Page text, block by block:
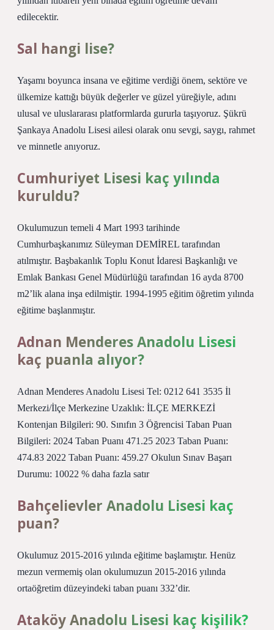
edilecektir.
Sal hangi lise?
Yaşamı boyunca insana ve eğitime verdiği önem, sektöre ve
ülkemize kattığı büyük değerler ve güzel yüreğiyle, adını
ulusal ve uluslararası platformlarda gururla taşıyoruz. Şükrü
Şankaya Anadolu Lisesi ailesi olarak onu sevgi, saygı, rahmet
ve minnetle anıyoruz.
Cumhuriyet Lisesi kaç yılında
kuruldu?
Okulumuzun temeli 4 Mart 1993 tarihinde
Cumhurbaşkanımız Süleyman DEMİREL tarafından
atılmıştır. Başbakanlık Toplu Konut İdaresi Başkanlığı ve
Emlak Bankası Genel Müdürlüğü tarafından 16 ayda 8700
m2’lik alana inşa edilmiştir. 1994-1995 eğitim öğretim yılında
eğitime başlanmıştır.
Adnan Menderes Anadolu Lisesi
kaç puanla alıyor?
Adnan Menderes Anadolu Lisesi Tel: 0212 641 3535 İl
Merkezi/İlçe Merkezine Uzaklık: İLÇE MERKEZİ
Kontenjan Bilgileri: 90. Sınıfın 3 Öğrencisi Taban Puan
Bilgileri: 2024 Taban Puanı 471.25 2023 Taban Puanı:
474.83 2022 Taban Puanı: 459.27 Okulun Sınav Başarı
Durumu: 10022 % daha fazla satır
Bahçelievler Anadolu Lisesi kaç
puan?
Okulumuz 2015-2016 yılında eğitime başlamıştır. Henüz
mezun vermemiş olan okulumuzun 2015-2016 yılında
ortaöğretim düzeyindeki taban puanı 332’dir.
Ataköy Anadolu Lisesi kaç kişilik?